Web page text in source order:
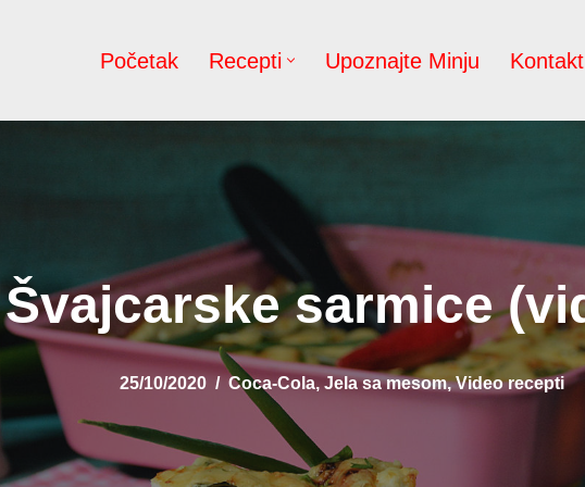
Početak Recepti Upoznajte Minju Kontakt
Švajcarske sarmice
25/10/2020 Coca-Cola, Jela sa mesom,Video recepti